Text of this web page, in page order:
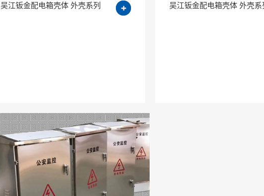
吴江钣金配电箱壳体 外壳系列 吴江钣金配电箱壳体 外壳系